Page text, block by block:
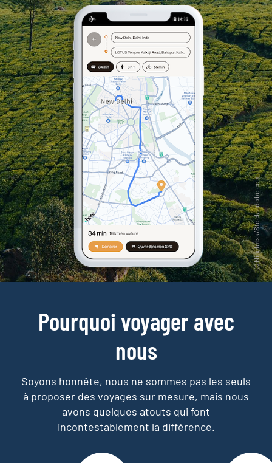
Pourquoi voyager avec
nous
Soyons honnête, nous ne sommes pas les seuls
à proposer des voyages sur mesure, mais nous
avons quelques atouts qui font
incontestablement la différence.